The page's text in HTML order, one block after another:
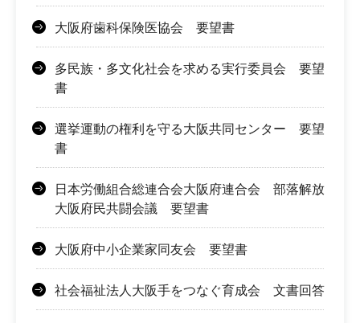
大阪府歯科保険医協会 要望書
多民族・多文化社会を求める実行委員会 要望
書
選挙運動の権利を守る大阪共同センター 要望
書
日本労働組合総連合会大阪府連合会 部落解放
大阪府民共闘会議 要望書
大阪府中小企業家同友会 要望書
社会福祉法人大阪手をつなぐ育成会 文書回答